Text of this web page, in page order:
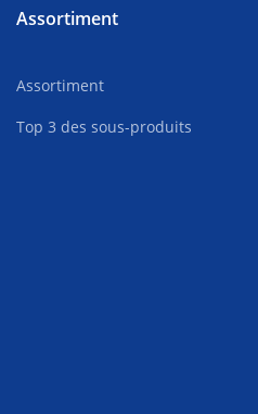
Assortiment
Assortiment
Top 3 des sous-produits